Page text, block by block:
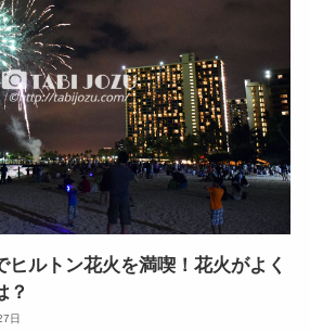
ヒルトン花火を満喫！花火がよく
？
日